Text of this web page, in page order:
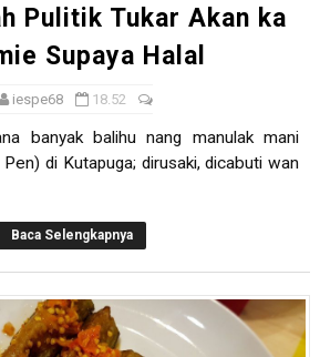
Pulitik Tukar Akan ka
Supaya Halal
iespe68 18.52
banyak balihu nang manulak mani
di Kutapuga; dirusaki, dicabuti wan
Baca Selengkapnya